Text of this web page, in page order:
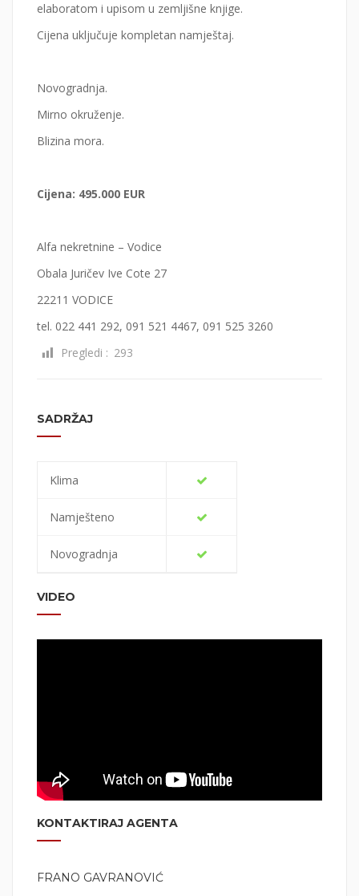
elaboratom i upisom u zemljišne knjige.
Cijena uključuje kompletan namještaj.
Novogradnja.
Mirno okruženje.
Blizina mora.
Cijena: 495.000 EUR
Alfa nekretnine – Vodice
Obala Juričev Ive Cote 27
22211 VODICE
tel. 022 441 292, 091 521 4467, 091 525 3260
Pregledi : 293
SADRŽAJ
Klima
Namješteno
Novogradnja
VIDEO
KONTAKTIRAJ AGENTA
FRANO GAVRANOVIĆ